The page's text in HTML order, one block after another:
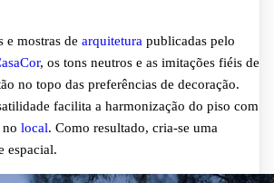
e mostras de arquitetura publicadas pelo
, os tons neutros e as imitações fiéis de
no topo das preferências de decoração.
facilita a harmonização do piso com
local. Como resultado, cria-se uma
espacial.